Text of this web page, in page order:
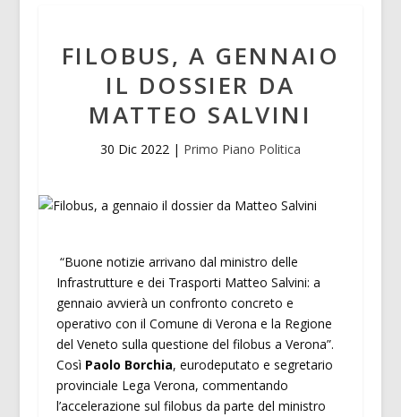
FILOBUS, A GENNAIO
IL DOSSIER DA
MATTEO SALVINI
30 Dic 2022| Primo Piano Politica
“Buone notizie arrivano dal ministro delle
Infrastrutture e dei Trasporti Matteo Salvini: a
gennaio avvierà un confronto concreto e
operativo con il Comune di Verona e la Regione
del Veneto sulla questione del filobus a Verona”.
CosìPaolo Borchia, eurodeputato e segretario
provinciale Lega Verona, commentando
l’accelerazione sul filobus da parte del ministro